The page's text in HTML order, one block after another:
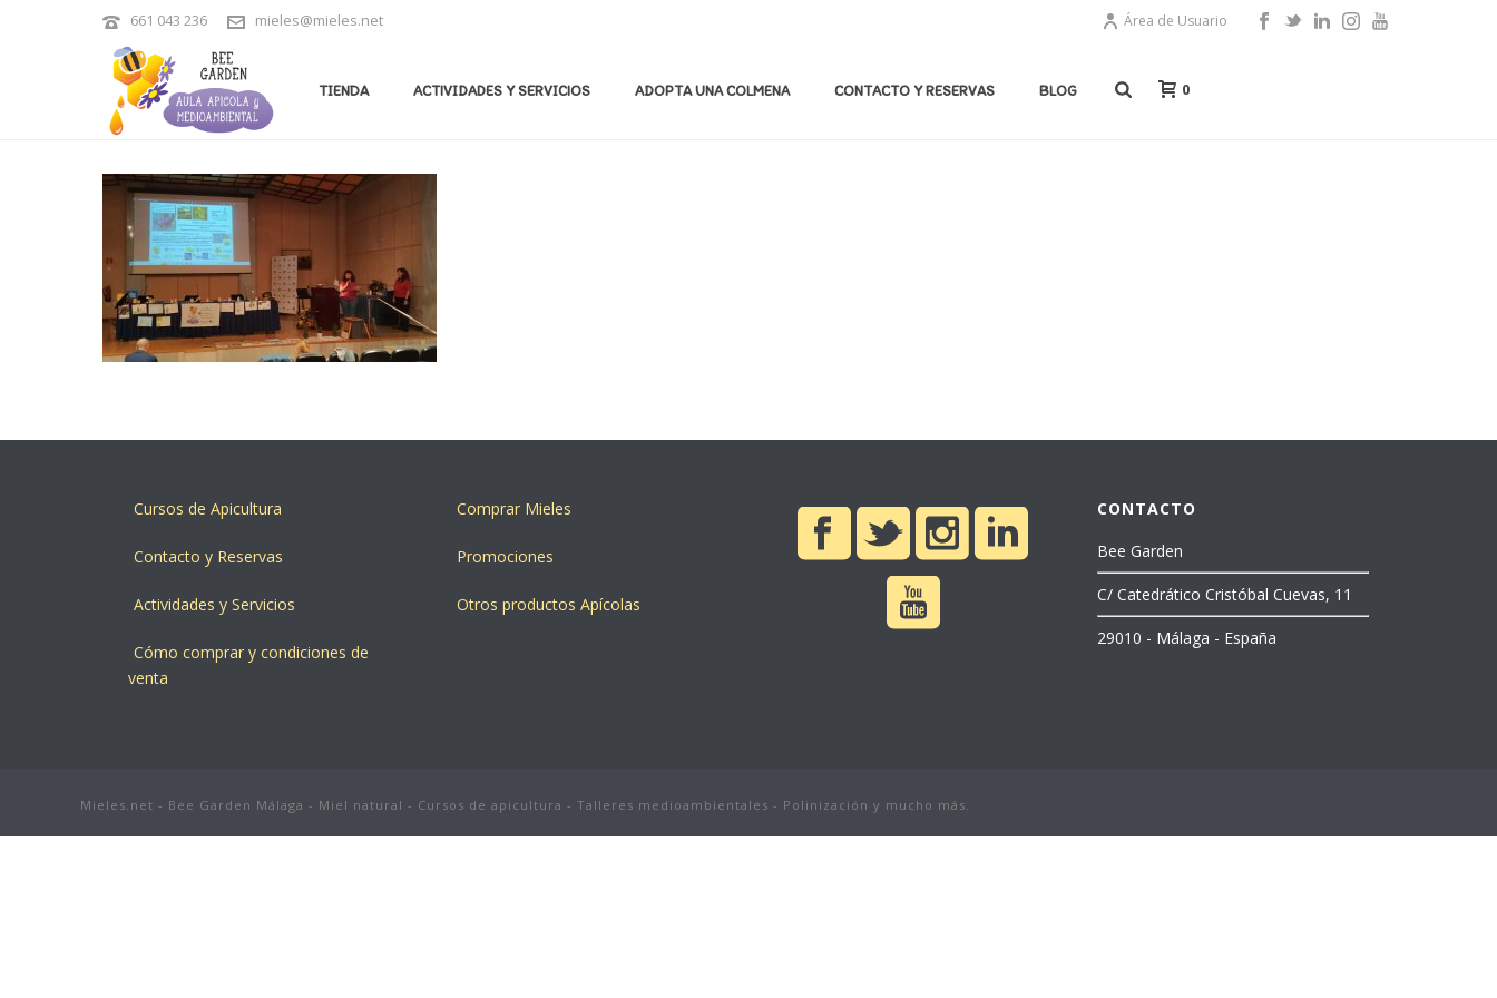
661 043 236 mieles@mieles.net Área de Usuario
TIENDA ACTIVIDADES Y SERVICIOS ADOPTA UNA COLMENA CONTACTO Y RESERVAS BLOG 0
Cursos de Apicultura
Contacto y Reservas
Actividades y Servicios
Cómo comprar y condiciones de
venta
Comprar Mieles
Promociones
Otros productos Apícolas
CONTACTO
Bee Garden
C/ Catedrático Cristóbal Cuevas, 11
29010 - Málaga - España
Mieles.net - Bee Garden Málaga - Miel natural - Cursos de apicultura - Talleres medioambientales - Polinización y mucho más.